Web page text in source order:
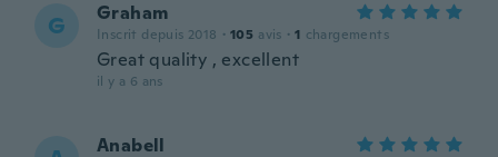
G Graham
Inscrit depuis 2018 · 105 avis · 1 chargements
Great quality , excellent
il y a 6 ans
Anabell